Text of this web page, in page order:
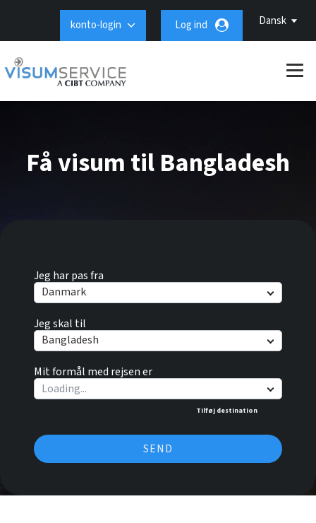
Dansk
konto-login Log ind
Jeg har pas fra
Danmark
Jeg skal til
Bangladesh
Mit formål med rejsen er
Tilføj destination
SEND
Få visum til Bangladesh